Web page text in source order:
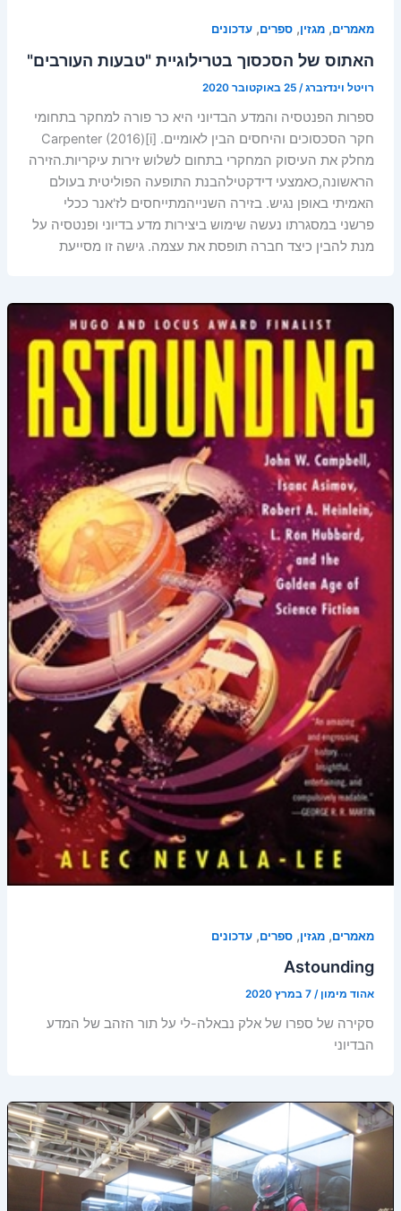
מאמרים, מגזין, ספרים, עדכונים
האתוס של הסכסוך בטרילוגיית "טבעות העורבים"
רויטל וינדזברג/ 25 באוקטובר 2020
ספרות הפנטסיה והמדע הבדיוני היא כר פורה למחקר בתחומי
חקר הסכסוכים והיחסים הבין לאומיים. Carpenter (2016)[i]
מחלק את העיסוק המחקרי בתחום לשלוש זירות עיקריות.הזירה
הראשונה,כאמצעי דידקטילהבנת התופעה הפוליטית בעולם
האמיתי באופן נגיש. בזירה השנייהמתייחסים לז'אנר ככלי
פרשני במסגרתו נעשה שימוש ביצירות מדע בדיוני ופנטסיה על
מנת להבין כיצד חברה תופסת את עצמה. גישה זו מסייעת
מאמרים, מגזין, ספרים, עדכונים
Astounding
אהוד מימון/ 7 במרץ 2020
סקירה של ספרו של אלק נבאלה-לי על תור הזהב של המדע
הבדיוני